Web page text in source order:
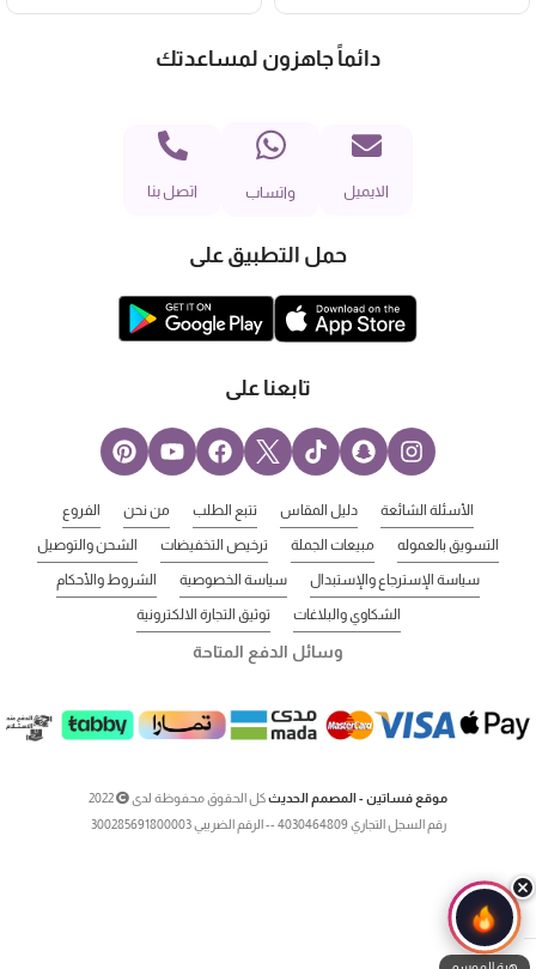
دائماً جاهزون لمساعدتك
الايميل واتساب اتصل بنا
حمل التطبيق على
تابعنا على
الأسئلة الشائعة دليل المقاس تتبع الطلب من نحن الفروع
التسويق بالعموله مبيعات الجملة ترخيص التخفيضات الشحن والتوصيل
سياسة الإسترجاع والإستبدال سياسة الخصوصية الشروط والأحكام
الشكاوي والبلاغات توثيق التجارة الالكترونية
وسائل الدفع المتاحة
موقع فساتين - المصمم الحديثكل الحقوق محفوظة لدى
2022
رقم السجل التجاري 4030464809 -- الرقم الضريبي 300285691800003